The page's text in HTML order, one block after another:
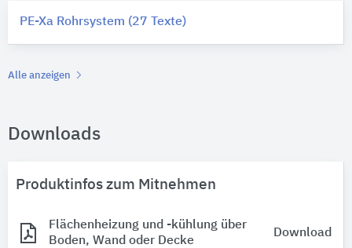
PE-Xa Rohrsystem (27 Texte)
Alle anzeigen
Downloads
Produktinfos zum Mitnehmen
Flächenheizung und -kühlung über
Boden, Wand oder Decke
Download